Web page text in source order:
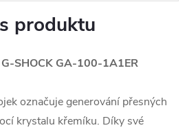
produktu
SHOCK GA-100-1A1ER
označuje generování přesných
krystalu křemíku. Díky své